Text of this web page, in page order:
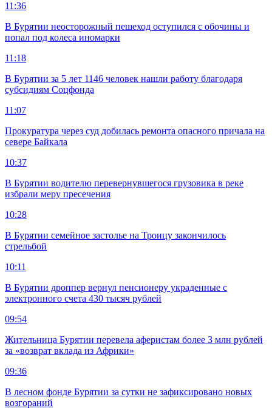
11:36
В Бурятии неосторожный пешеход оступился с обочины и
попал под колеса иномарки
11:18
В Бурятии за 5 лет 1146 человек нашли работу благодаря
субсидиям Соцфонда
11:07
Прокуратура через суд добилась ремонта опасного причала на
севере Байкала
10:37
В Бурятии водителю перевернувшегося грузовика в реке
избрали меру пресечения
10:28
В Бурятии семейное застолье на Троицу закончилось
стрельбой
10:11
В Бурятии дроппер вернул пенсионеру украденные с
электронного счета 430 тысяч рублей
09:54
Жительница Бурятии перевела аферистам более 3 млн рублей
за «возврат вклада из Африки»
09:36
В лесном фонде Бурятии за сутки не зафиксировано новых
возгораний